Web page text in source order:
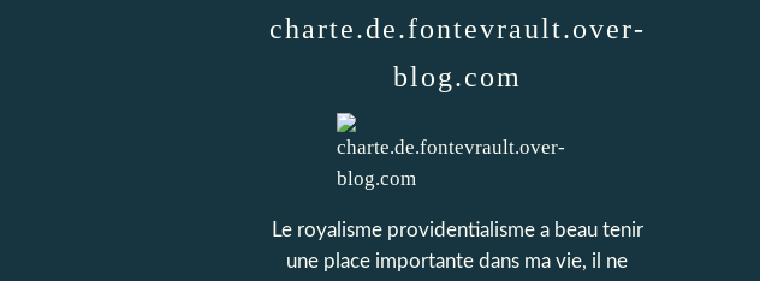
charte.de.fontevrault.over-
blog.com
Le royalisme providentialisme a beau tenir
une place importante dans ma vie, il ne